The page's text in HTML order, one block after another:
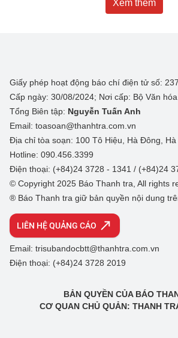
Xem thêm
Giấy phép hoạt động báo chí điện tử số:
Cấp ngày: 30/08/2024; Nơi cấp: Bộ Văn
Tổng Biên tập: Nguyễn Tuấn Anh
Email: toasoan@thanhtra.com.vn
Địa chỉ tòa soạn: 100 Tô Hiệu, Hà Đông, Hà
Hotline: 090.456.3399
Điện thoại: (+84)24 3728 - 1341 / (+84)24
© Copyright 2025 Báo Thanh tra, All rights
® Báo Thanh tra giữ bản quyền nội dung
LIÊN HỆ QUẢNG CÁO
Email: trisubandocbtt@thanhtra.com.vn
Điện thoại: (+84)24 3728 2019
BẢN QUYỀN CỦA BÁO
CƠ QUAN CHỦ QUẢN: THANH